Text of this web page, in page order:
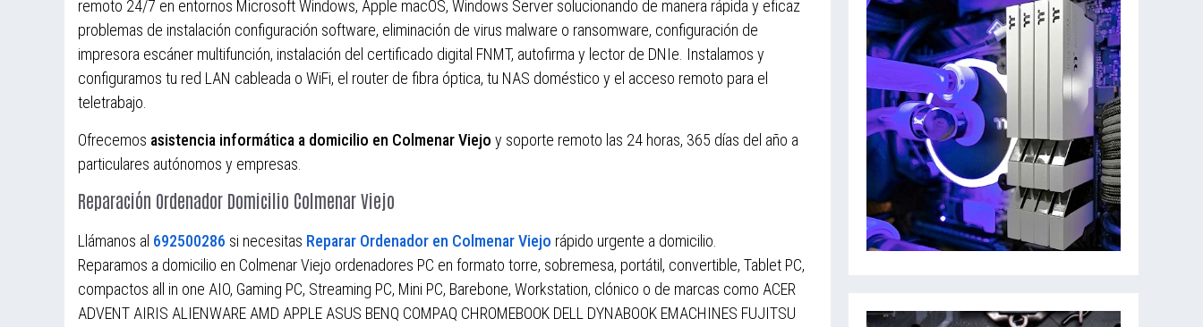
remoto 24/7 en entornos Microsoft Windows, Apple macOS, Windows Server solucionando de manera rápida y eficaz
problemas de instalación configuración software, eliminación de virus malware o ransomware, configuración de
impresora escáner multifunción, instalación del certificado digital FNMT, autofirma y lector de DNIe. Instalamos y
configuramos tu red LAN cableada o WiFi, el router de fibra óptica, tu NAS doméstico y el acceso remoto para el
teletrabajo.
Ofrecemos asistencia informática a domicilio en Colmenar Viejo y soporte remoto las 24 horas, 365 días del año a
particulares autónomos y empresas.
Reparación Ordenador Domicilio Colmenar Viejo
Llámanos al 692500286 si necesitas Reparar Ordenador en Colmenar Viejo rápido urgente a domicilio.
Reparamos a domicilio en Colmenar Viejo ordenadores PC en formato torre, sobremesa, portátil, convertible, Tablet PC,
compactos all in one AIO, Gaming PC, Streaming PC, Mini PC, Barebone, Workstation, clónico o de marcas como ACER
ADVENT AIRIS ALIENWARE AMD APPLE ASUS BENQ COMPAQ CHROMEBOOK DELL DYNABOOK EMACHINES FUJITSU